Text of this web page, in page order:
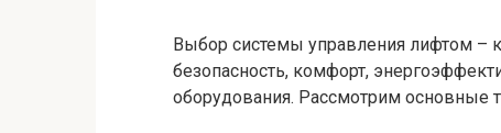
Выбор системы управления лифтом –
безопасность, комфорт,
оборудования. Рассмотрим основные